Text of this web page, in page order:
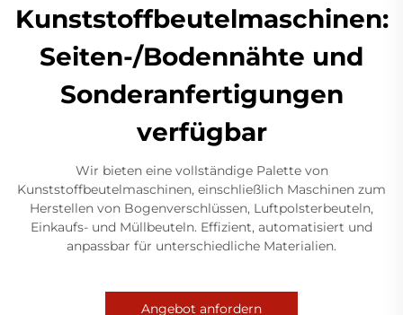
Kunststoffbeutelmaschinen:
Seiten-/Bodennähte und
Sonderanfertigungen
verfügbar
Wir bieten eine vollständige Palette von
Kunststoffbeutelmaschinen, einschließlich Maschinen zum
Herstellen von Bogenverschlüssen, Luftpolsterbeuteln,
Einkaufs- und Müllbeuteln. Effizient, automatisiert und
anpassbar für unterschiedliche Materialien.
Angebot anfordern